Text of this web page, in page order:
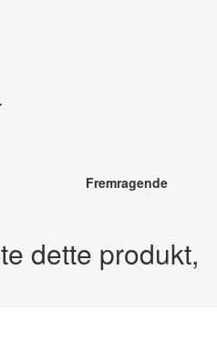
Fremragende
dette produkt,